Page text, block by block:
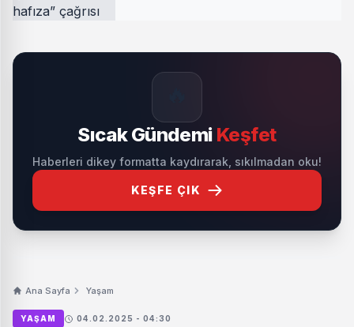
Sıcak Gündemi Keşfet
Haberleri dikey formatta kaydırarak, sıkılmadan oku!
KEŞFE ÇIK
Ana Sayfa Yaşam
YAŞAM 04.02.2025 - 04:30